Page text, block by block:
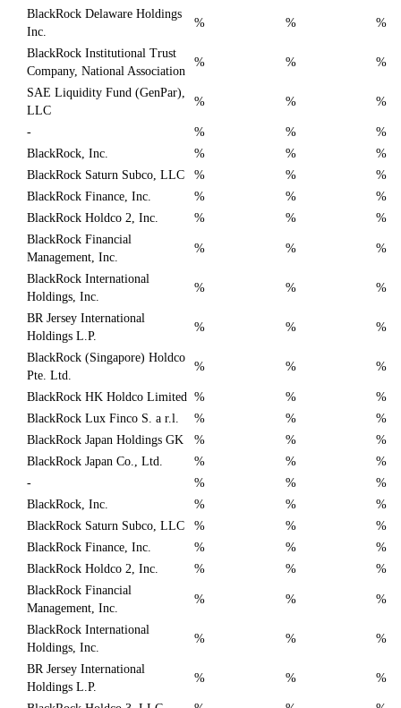
BlackRock Delaware Holdings
Inc.
% % %
BlackRock Institutional Trust
Company, National Association
% % %
SAE Liquidity Fund (GenPar),
LLC
% % %
- % %
%
BlackRock, Inc.
% %
%
BlackRock Saturn Subco, LLC
% %
%
BlackRock Finance, Inc.
% %
%
BlackRock Holdco 2, Inc.
% %
%
BlackRock Financial
Management, Inc.
% % %
BlackRock International
Holdings, Inc.
% % %
BR Jersey International
Holdings L.P.
% % %
BlackRock (Singapore) Holdco
Pte. Ltd.
% % %
BlackRock HK Holdco Limited % %
%
BlackRock Lux Finco S. a r.l.
% %
%
BlackRock Japan Holdings GK
% %
%
BlackRock Japan Co., Ltd.
% %
%
-
% %
%
BlackRock, Inc.
% %
%
BlackRock Saturn Subco, LLC
% %
%
BlackRock Finance, Inc.
% %
%
BlackRock Holdco 2, Inc.
% %
%
BlackRock Financial
Management, Inc.
% % %
BlackRock International
Holdings, Inc.
% % %
BR Jersey International
Holdings L.P.
% % %